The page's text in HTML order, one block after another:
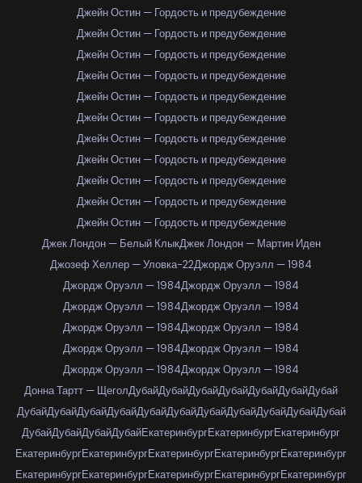
Джейн Остин — Гордость и предубеждение
Джейн Остин — Гордость и предубеждение
Джейн Остин — Гордость и предубеждение
Джейн Остин — Гордость и предубеждение
Джейн Остин — Гордость и предубеждение
Джейн Остин — Гордость и предубеждение
Джейн Остин — Гордость и предубеждение
Джейн Остин — Гордость и предубеждение
Джейн Остин — Гордость и предубеждение
Джейн Остин — Гордость и предубеждение
Джейн Остин — Гордость и предубеждение
Джек Лондон — Белый КлыкДжек Лондон — Мартин Иден
Джозеф Хеллер — Уловка-22Джордж Оруэлл — 1984
Джордж Оруэлл — 1984Джордж Оруэлл — 1984
Джордж Оруэлл — 1984Джордж Оруэлл — 1984
Джордж Оруэлл — 1984Джордж Оруэлл — 1984
Джордж Оруэлл — 1984Джордж Оруэлл — 1984
Джордж Оруэлл — 1984Джордж Оруэлл — 1984
Донна Тартт — ЩеголДубайДубайДубайДубайДубайДубайДубай
ДубайДубайДубайДубайДубайДубайДубайДубайДубайДубайДубай
ДубайДубайДубайДубайЕкатеринбургЕкатеринбургЕкатеринбург
ЕкатеринбургЕкатеринбургЕкатеринбургЕкатеринбургЕкатеринбург
ЕкатеринбургЕкатеринбургЕкатеринбургЕкатеринбургЕкатеринбург